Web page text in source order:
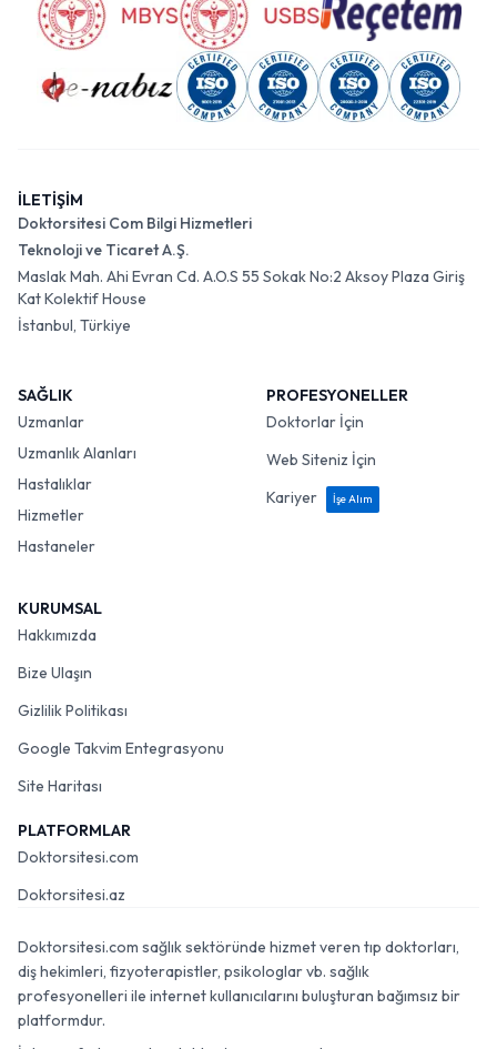
İLETİŞİM
Doktorsitesi Com Bilgi Hizmetleri
Teknoloji ve Ticaret A.Ş.
Maslak Mah. Ahi Evran Cd. A.O.S 55 Sokak No:2 Aksoy Plaza Giriş
Kat Kolektif House
İstanbul, Türkiye
SAĞLIK
Uzmanlar
Uzmanlık Alanları
Hastalıklar
Hizmetler
Hastaneler
PROFESYONELLER
Doktorlar İçin
Web Siteniz İçin
Kariyer
İşe Alım
KURUMSAL
Hakkımızda
Bize Ulaşın
Gizlilik Politikası
Google Takvim Entegrasyonu
Site Haritası
PLATFORMLAR
Doktorsitesi.com
Doktorsitesi.az
Doktorsitesi.com sağlık sektöründe hizmet veren tıp doktorları,
diş hekimleri, fizyoterapistler, psikologlar vb. sağlık
profesyonelleri ile internet kullanıcılarını buluşturan bağımsız bir
platformdur.